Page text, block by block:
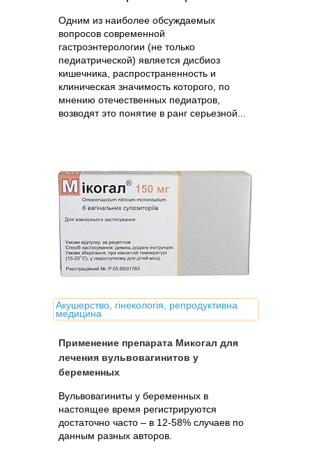
Одним из наиболее обсуждаемых
вопросов современной
гастроэнтерологии (не только
педиатрической) является дисбиоз
кишечника, распространенность и
клиническая значимость которого, по
мнению отечественных педиатров,
возводят это понятие в ранг серьезной...
Акушерство, гінекологія, репродуктивна
медицина
Применение препарата Микогал для
лечения вульвовагинитов у
беременных
Вульвовагиниты у беременных в
настоящее время регистрируются
достаточно часто – в 12-58% случаев по
данным разных авторов.